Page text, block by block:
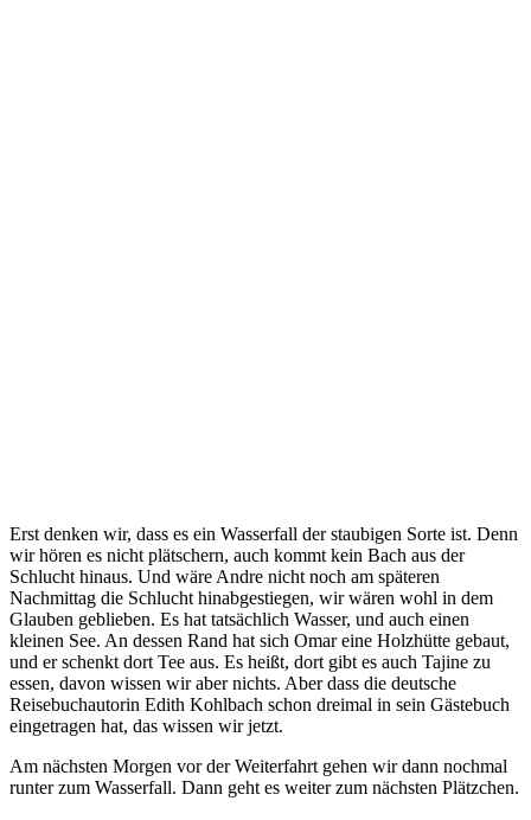
Erst denken wir, dass es ein Wasserfall der staubigen Sorte ist. Denn
wir hören es nicht plätschern, auch kommt kein Bach aus der
Schlucht hinaus. Und wäre Andre nicht noch am späteren
Nachmittag die Schlucht hinabgestiegen, wir wären wohl in dem
Glauben geblieben. Es hat tatsächlich Wasser, und auch einen
kleinen See. An dessen Rand hat sich Omar eine Holzhütte gebaut,
und er schenkt dort Tee aus. Es heißt, dort gibt es auch Tajine zu
essen, davon wissen wir aber nichts. Aber dass die deutsche
Reisebuchautorin Edith Kohlbach schon dreimal in sein Gästebuch
eingetragen hat, das wissen wir jetzt.
Am nächsten Morgen vor der Weiterfahrt gehen wir dann nochmal
runter zum Wasserfall. Dann geht es weiter zum nächsten Plätzchen.